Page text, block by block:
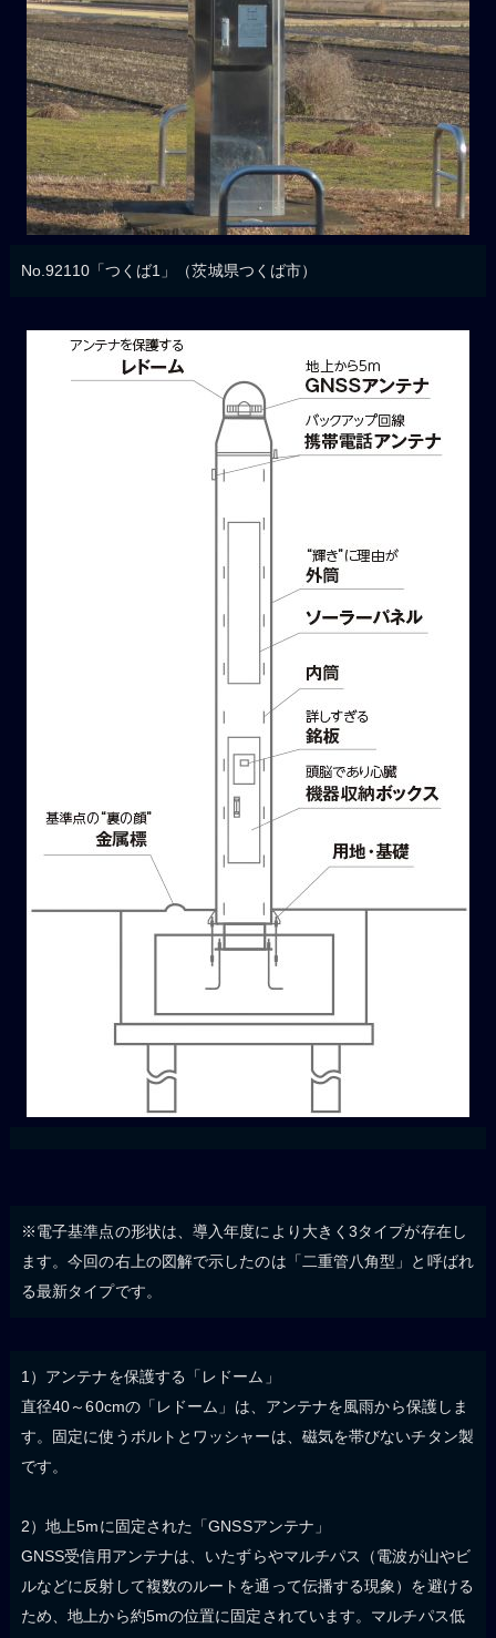
No.92110「つくば1」（茨城県つくば市）
※電子基準点の形状は、導入年度により大きく3タイプが存在し
ます。今回の右上の図解で示したのは「二重管八角型」と呼ばれ
る最新タイプです。
1）アンテナを保護する「レドーム」
直径40～60cmの「レドーム」は、アンテナを風雨から保護しま
す。固定に使うボルトとワッシャーは、磁気を帯びないチタン製
です。
2）地上5mに固定された「GNSSアンテナ」
GNSS受信用アンテナは、いたずらやマルチパス（電波が山やビ
ルなどに反射して複数のルートを通って伝播する現象）を避ける
ため、地上から約5mの位置に固定されています。マルチパス低